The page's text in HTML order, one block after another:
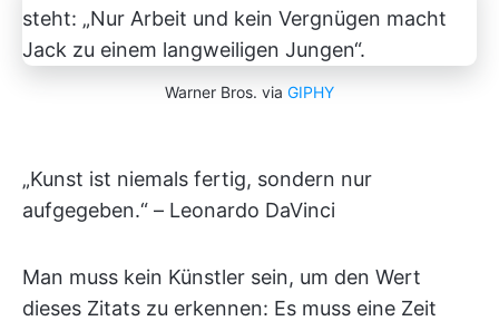
Warner Bros. via GIPHY
„Kunst ist niemals fertig, sondern nur
aufgegeben.“ – Leonardo DaVinci
Man muss kein Künstler sein, um den Wert
dieses Zitats zu erkennen: Es muss eine Zeit